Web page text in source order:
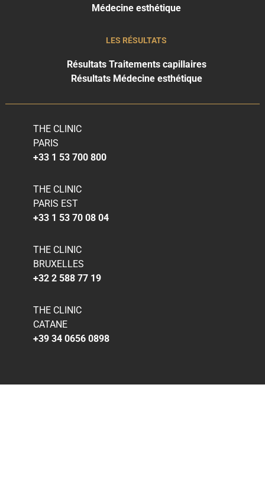
Médecine esthétique
LES RÉSULTATS
Résultats Traitements capillaires
Résultats Médecine esthétique
THE CLINIC
PARIS
+33 1 53 700 800
THE CLINIC
PARIS EST
+33 1 53 70 08 04
THE CLINIC
BRUXELLES
+32 2 588 77 19
THE CLINIC
CATANE
+39 34 0656 0898